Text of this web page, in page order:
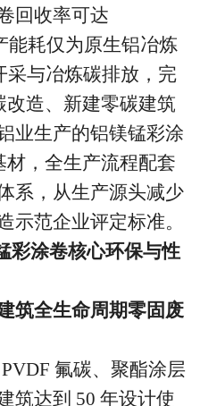
回收率可达
能耗仅为原生铝冶炼
采与冶炼碳排放，完
改造、新建零碳建筑
业生产的铝镁锰彩涂
材，全生产流程配套
系，从生产源头减少
示范企业评定标准。
彩涂卷核心环保与性
筑全生命周期零固废
PVDF 氟碳、聚酯涂层
筑达到 50 年设计使